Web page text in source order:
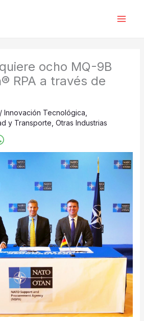
ocho MQ-9B
RPA a través de
/ Innovación Tecnológica
y Transporte Otras Industrias